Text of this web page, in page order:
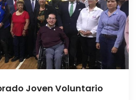
Joven Voluntario